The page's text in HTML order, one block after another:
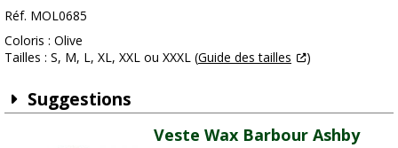
Réf. MOL0685
Coloris : Olive
Tailles : S, M, L, XL, XXL ou XXXL (Guide des tailles )
Suggestions
Veste Wax Barbour Ashby